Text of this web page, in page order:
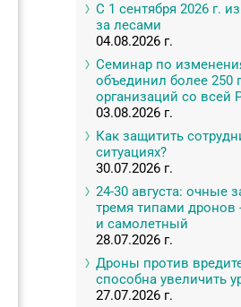
С 1 сентября 2026 г.
за лесами
04.08.2026 г.
Семинар по
объединил более 250
организаций со всей
03.08.2026 г.
Как защитить
ситуациях?
30.07.2026 г.
24-30 августа: очные
тремя типами дронов
и самолетный
28.07.2026 г.
Дроны против
способна увеличить
27.07.2026 г.